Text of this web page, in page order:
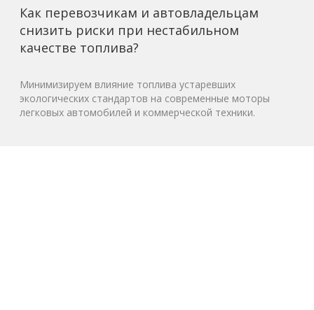
Как перевозчикам и автовладельцам
снизить риски при нестабильном
качестве топлива?
Минимизируем влияние топлива устаревших
экологических стандартов на современные моторы
легковых автомобилей и коммерческой техники.